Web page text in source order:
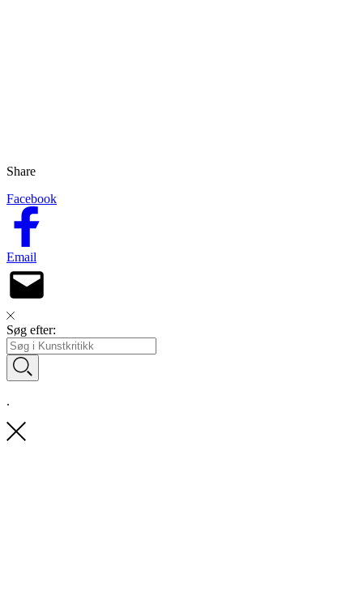
Share
Facebook
Email
Søg efter:
.